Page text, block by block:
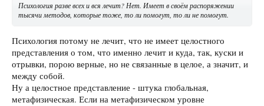
Психология разве всех и вся лечит? Нет. Имеет в своём распоряжении
тысячи методов, которые тоже, то ли помогут, то ли не помогут.
Психология потому не лечит, что не имеет целостного
представления о том, что именно лечит и куда, так, куски и
отрывки, порою верные, но не связанные в целое, а значит, и
между собой.
Ну а целостное представление - штука глобальная,
метафизическая. Если на метафизическом уровне